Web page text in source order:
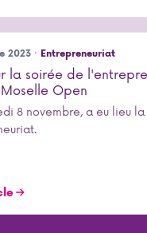
2023 · Entrepreneuriat
la soirée de
Open
8 novembre, a eu lieu